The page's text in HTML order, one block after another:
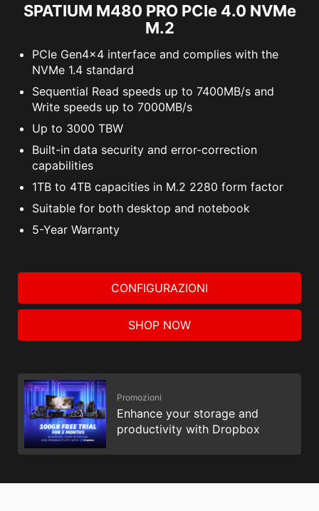
SPATIUM M480 PRO PCIe 4.0 NVMe
M.2
PCIe Gen4x4 interface and complies with the
NVMe 1.4 standard
Sequential Read speeds up to 7400MB/s and
Write speeds up to 7000MB/s
Up to 3000 TBW
Built-in data security and error-correction
capabilities
1TB to 4TB capacities in M.2 2280 form factor
Suitable for both desktop and notebook
5-Year Warranty
CONFIGURAZIONI
SHOP NOW
Promozioni
Enhance your storage and
productivity with Dropbox